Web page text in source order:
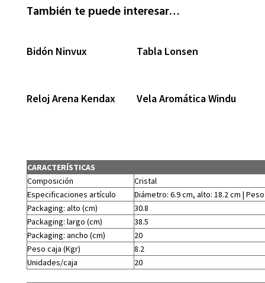
También te puede interesar…
Bidón Ninvux Tabla Lonsen
Reloj Arena Kendax Vela Aromática Windu
CARACTERÍSTICAS
Composición
Cristal
Especificaciones artículo
Diámetro: 6.9 cm, alto: 18.2 cm |
Packaging: alto (cm)
30.8
Packaging: largo (cm)
38.5
Packaging: ancho (cm)
20
Peso caja (Kgr)
8.2
Unidades/caja
20